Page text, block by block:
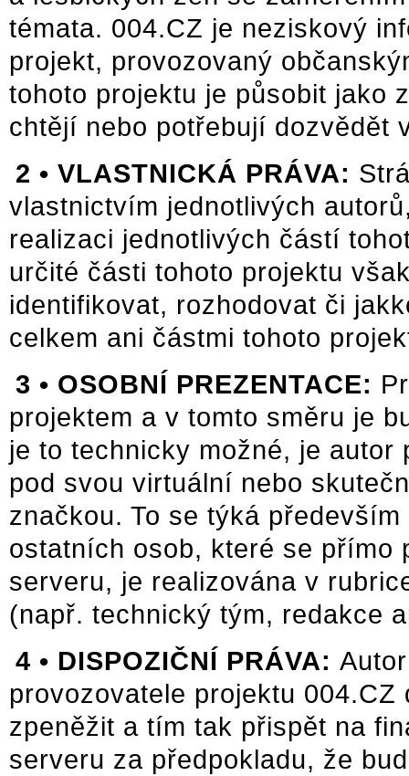
témata. 004.CZ je neziskový
projekt, provozovaný
tohoto projektu je působit jako
chtějí nebo potřebují dozvědět
2 • VLASTNICKÁ PRÁVA:
vlastnictvím jednotlivých
realizaci jednotlivých částí
určité části tohoto projektu
identifikovat, rozhodovat či
celkem ani částmi tohoto
3 • OSOBNÍ PREZENTACE:
projektem a v tomto směru je
je to technicky možné, je
pod svou virtuální nebo
značkou. To se týká
ostatních osob, které se přímo
serveru, je realizována v
(např. technický tým, redakce
4 • DISPOZIČNÍ PRÁVA:
provozovatele projektu
zpeněžit a tím tak přispět na
serveru za předpokladu, že